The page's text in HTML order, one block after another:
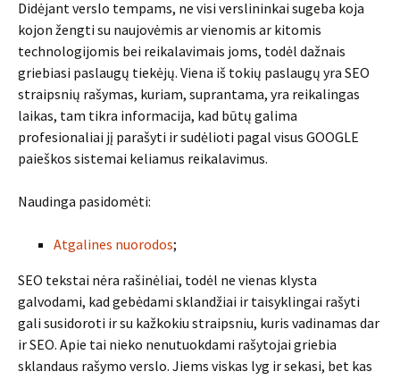
Didėjant verslo tempams, ne visi verslininkai sugeba koja
kojon žengti su naujovėmis ar vienomis ar kitomis
technologijomis bei reikalavimais joms, todėl dažnais
griebiasi paslaugų tiekėjų. Viena iš tokių paslaugų yra SEO
straipsnių rašymas, kuriam, suprantama, yra reikalingas
laikas, tam tikra informacija, kad būtų galima
profesionaliai jį parašyti ir sudėlioti pagal visus GOOGLE
paieškos sistemai keliamus reikalavimus.
Naudinga pasidomėti:
Atgalines nuorodos;
SEO tekstai nėra rašinėliai, todėl ne vienas klysta
galvodami, kad gebėdami sklandžiai ir taisyklingai rašyti
gali susidoroti ir su kažkokiu straipsniu, kuris vadinamas dar
ir SEO. Apie tai nieko nenutuokdami rašytojai griebia
sklandaus rašymo verslo. Jiems viskas lyg ir sekasi, bet kas